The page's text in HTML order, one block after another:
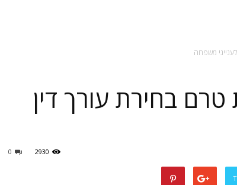
משפחה
בחירת עורך דין
0 2930